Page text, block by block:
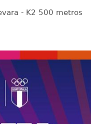
- K2 500 metros